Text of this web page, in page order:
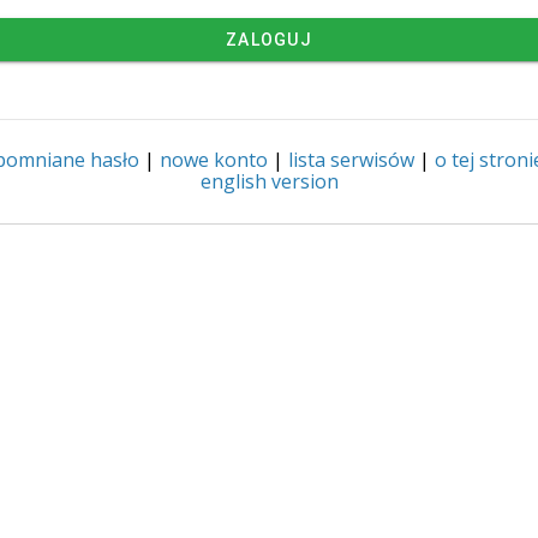
ZALOGUJ
hasło | nowe konto | lista serwisów | o tej
english version